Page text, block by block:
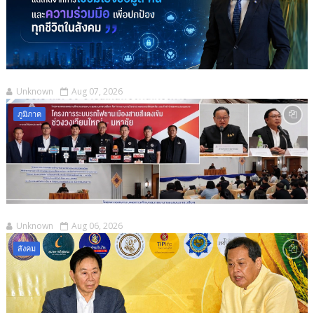
Unknown Aug 07, 2026
ภูมิภาค
Unknown Aug 06, 2026
สังคม